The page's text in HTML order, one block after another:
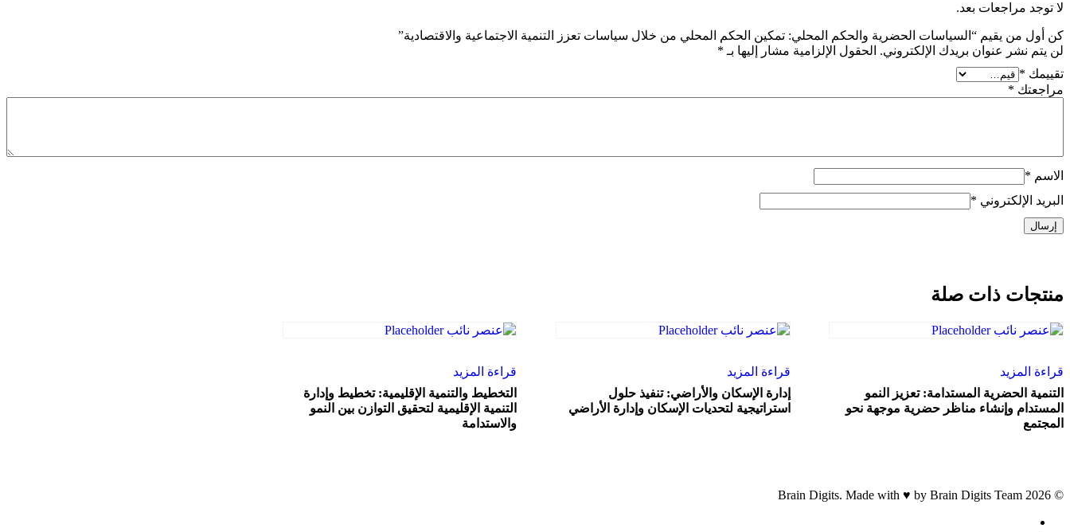
لا توجد مراجعات بعد.
كن أول من يقيم “السياسات الحضرية والحكم المحلي: تمكين الحكم المحلي من خلال سياسات تعزز التنمية الاجتماعية والاقتصادية”
لن يتم نشر عنوان بريدك الإلكتروني. الحقول الإلزامية مشار إليها بـ *
تقييمك *
مراجعتك *
الاسم *
البريد الإلكتروني *
منتجات ذات صلة
قراءة المزيد
التنمية الحضرية المستدامة: تعزيز النمو
المستدام وإنشاء مناظر حضرية موجهة نحو
المجتمع
قراءة المزيد
إدارة الإسكان والأراضي: تنفيذ حلول
استراتيجية لتحديات الإسكان وإدارة الأراضي
قراءة المزيد
التخطيط والتنمية الإقليمية: تخطيط وإدارة
التنمية الإقليمية لتحقيق التوازن بين النمو
والاستدامة
© 2026 Brain Digits. Made with ♥ by Brain Digits Team